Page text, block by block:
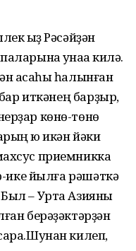
ҡыҙ Рәсәйҙән
ҡунаҡҡа килә.
аҡсаһы һалынған
иткәнең барҙыр,
көнө-төнө
юҡ икән йәки
приемникка
ике йылға рәшәткә
– Урта Азияны
берәҙәктәрҙән
килеп,